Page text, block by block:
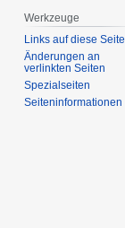
Werkzeuge
Links auf diese Seite
Änderungen an
verlinkten Seiten
Spezialseiten
Seiten­informationen